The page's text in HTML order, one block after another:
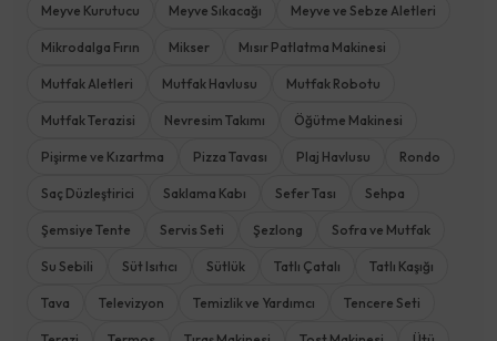
Meyve Kurutucu Meyve Sıkacağı Meyve ve Sebze Aletleri
Mikrodalga Fırın Mikser Mısır Patlatma Makinesi
Mutfak Aletleri Mutfak Havlusu Mutfak Robotu
Mutfak Terazisi Nevresim Takımı Öğütme Makinesi
Pişirme ve Kızartma Pizza Tavası Plaj Havlusu Rondo
Saç Düzleştirici Saklama Kabı Sefer Tası Sehpa
Şemsiye Tente Servis Seti Şezlong Sofra ve Mutfak
Su Sebili Süt Isıtıcı Sütlük Tatlı Çatalı Tatlı Kaşığı
Tava Televizyon Temizlik ve Yardımcı Tencere Seti